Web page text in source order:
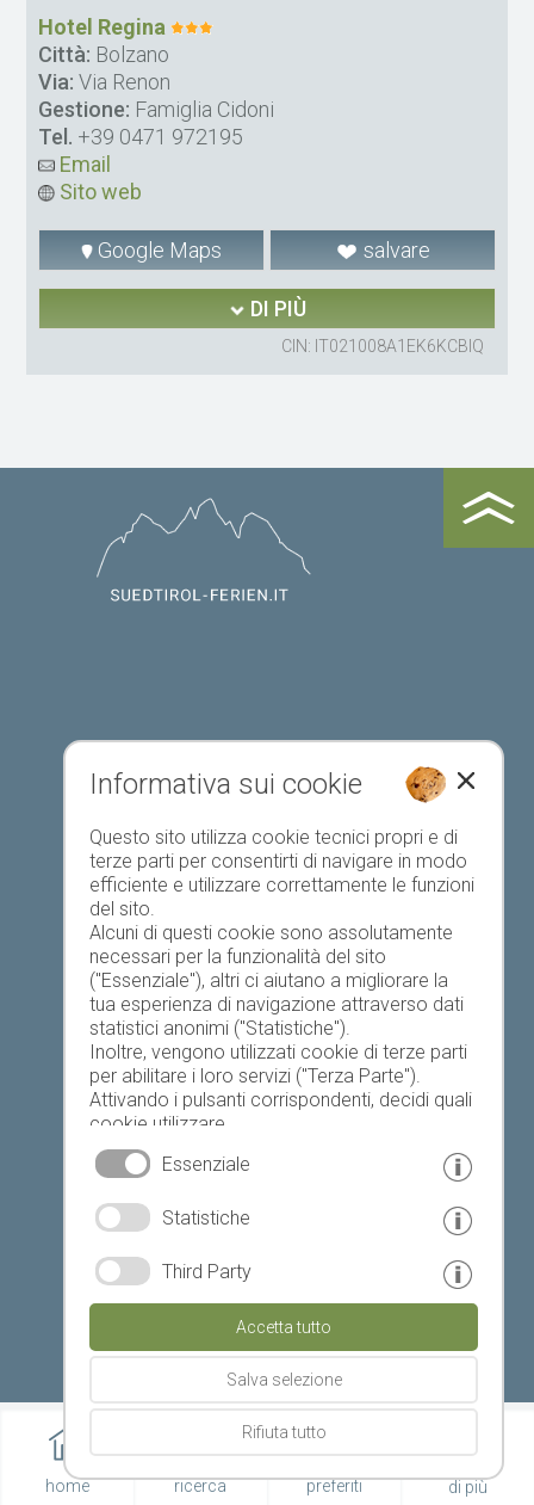
Hotel Regina
Città: Bolzano
Via: Via Renon
Gestione: Famiglia Cidoni
Tel. +39 0471 972195
Email
Sito web
Google Maps salvare
DI PIÙ
CIN: IT021008A1EK6KCBIQ
Registrazione alloggio
Elenco preferiti
© www.drescher.it - Webdesign in Alto Adige
colofone
home ricerca preferiti di più
Informativa sui cookie
Questo sito utilizza cookie tecnici propri e di
terze parti per consentirti di navigare in modo
efficiente e utilizzare correttamente le funzioni
del sito.
Alcuni di questi cookie sono assolutamente
necessari per la funzionalità del sito
("Essenziale"), altri ci aiutano a migliorare la
tua esperienza di navigazione attraverso dati
statistici anonimi ("Statistiche").
Inoltre, vengono utilizzati cookie di terze parti
per abilitare i loro servizi ("Terza Parte").
Attivando i pulsanti corrispondenti, decidi quali
cookie utilizzare.
Cliccando su "Accetta tutto", "Salva selezione"
o "Rifiuta selezione", dichiari di consentire l'uso
Il tuo consenso Puoi revocarlo in qualsiasi
Essenziale
Statistiche
Third Party
Accetta tutto
Salva selezione
Rifiuta tutto